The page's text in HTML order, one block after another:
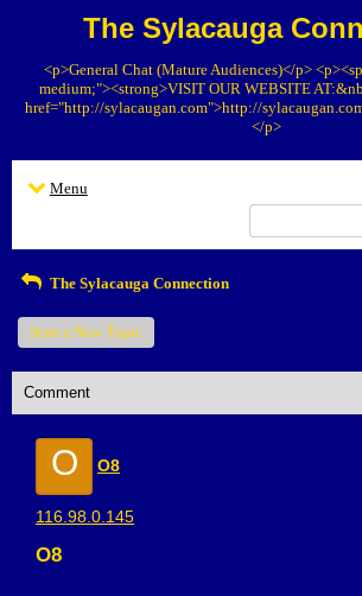
The Sylacauga
<p>General Chat (Mature Audiences)</p>
medium;"><strong>VISIT OUR WEBSITE
href="http://sylacaugan.com">http://
</p>
Menu
The Sylacauga Connection
Start a New Topic
Comment
O O8
116.98.0.145
O8